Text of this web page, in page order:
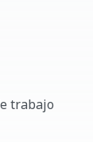
trabajo